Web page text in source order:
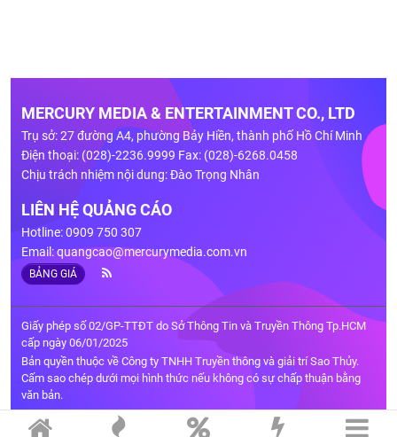
MERCURY MEDIA & ENTERTAINMENT CO., LTD
Trụ sở: 27 đường A4, phường Bảy Hiền, thành phố Hồ Chí Minh
Điện thoại: (028)-2236.9999 Fax: (028)-6268.0458
Chịu trách nhiệm nội dung: Đào Trọng Nhân
LIÊN HỆ QUẢNG CÁO
Hotline: 0909 750 307
Email:quangcao@mercurymedia.com.vn
BẢNG GIÁ
Giấy phép số 02/GP-TTĐT do Sở Thông Tin và Truyền Thông Tp.HCM
cấp ngày 06/01/2025
Bản quyền thuộc về Công ty TNHH Truyền thông và giải trí Sao Thủy.
Cấm sao chép dưới mọi hình thức nếu không có sự chấp thuận bằng
văn bản.